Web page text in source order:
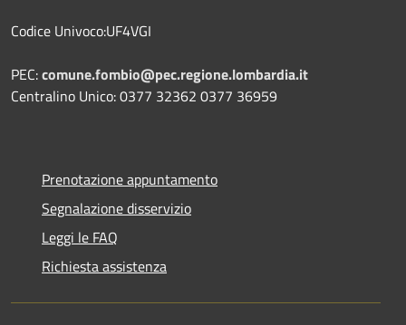
Codice Univoco:UF4VGI
PEC:comune.fombio@pec.regione.lombardia.it
Centralino Unico: 0377 32362 0377 36959
Prenotazione appuntamento
Segnalazione disservizio
Leggi le FAQ
Richiesta assistenza